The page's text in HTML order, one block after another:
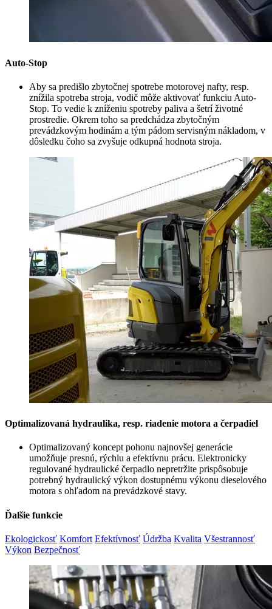
Auto-Stop
Aby sa predišlo zbytočnej spotrebe motorovej nafty, resp.
znížila spotreba stroja, vodič môže aktivovať funkciu Auto-
Stop. To vedie k zníženiu spotreby paliva a šetrí životné
prostredie. Okrem toho sa predchádza zbytočným
prevádzkovým hodinám a tým pádom servisným nákladom, v
dôsledku čoho sa zvyšuje odkupná hodnota stroja.
Optimalizovaná hydraulika, resp. riadenie motora a čerpadiel
Optimalizovaný koncept pohonu najnovšej generácie
umožňuje presnú, rýchlu a efektívnu prácu. Elektronicky
regulované hydraulické čerpadlo nepretržite prispôsobuje
potrebný hydraulický výkon dostupnému výkonu dieselového
motora s ohľadom na prevádzkové stavy.
Ďalšie funkcie
Ekologickosť Komfort Efektívnosť Údržba Kvalita Všestrannosť
Výkon Bezpečnosť